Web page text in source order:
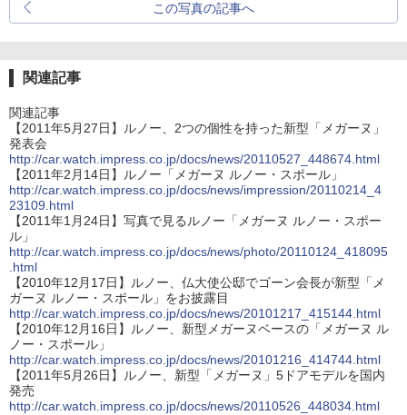
この写真の記事へ
関連記事
関連記事
【2011年5月27日】ルノー、2つの個性を持った新型「メガーヌ」
発表会
http://car.watch.impress.co.jp/docs/news/20110527_448674.html
【2011年2月14日】ルノー「メガーヌ ルノー・スポール」
http://car.watch.impress.co.jp/docs/news/impression/20110214_4
23109.html
【2011年1月24日】写真で見るルノー「メガーヌ ルノー・スポー
ル」
http://car.watch.impress.co.jp/docs/news/photo/20110124_418095
.html
【2010年12月17日】ルノー、仏大使公邸でゴーン会長が新型「メ
ガーヌ ルノー・スポール」をお披露目
http://car.watch.impress.co.jp/docs/news/20101217_415144.html
【2010年12月16日】ルノー、新型メガーヌベースの「メガーヌ ル
ノー・スポール」
http://car.watch.impress.co.jp/docs/news/20101216_414744.html
【2011年5月26日】ルノー、新型「メガーヌ」5ドアモデルを国内
発売
http://car.watch.impress.co.jp/docs/news/20110526_448034.html